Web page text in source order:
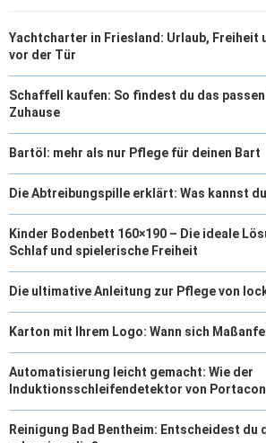
Yachtcharter in Friesland: Urlaub, Freiheit
vor der Tür
Schaffell kaufen: So findest du das
Zuhause
Bartöl: mehr als nur Pflege für deinen Bart
Die Abtreibungspille erklärt: Was kannst
Kinder Bodenbett 160×190 – Die ideale
Schlaf und spielerische Freiheit
Die ultimative Anleitung zur Pflege von
Karton mit Ihrem Logo: Wann sich
Automatisierung leicht gemacht: Wie der
Induktionsschleifendetektor von Portacon
Reinigung Bad Bentheim: Entscheidest du